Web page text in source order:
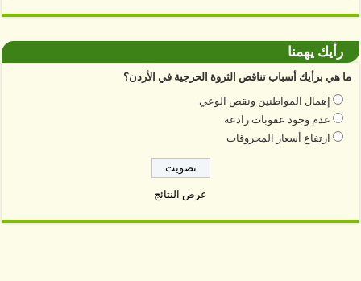
رأيك يهمنا
ما هي برأيك أسباب تناقص الثروة الحرجية في الأردن؟
إهمال المواطنين ونقص الوعي
عدم وجود عقوبات رادعة
ارتفاع أسعار المحروقات
عرض النتائج